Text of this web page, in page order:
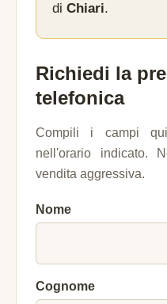
di Chiari.
Richiedi la
telefonica
Compili i campi
nell'orario indicato.
vendita aggressiva.
Nome
Cognome